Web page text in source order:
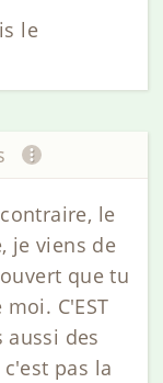
le
le
je viens de
que tu
C'EST
aussi des
pas la